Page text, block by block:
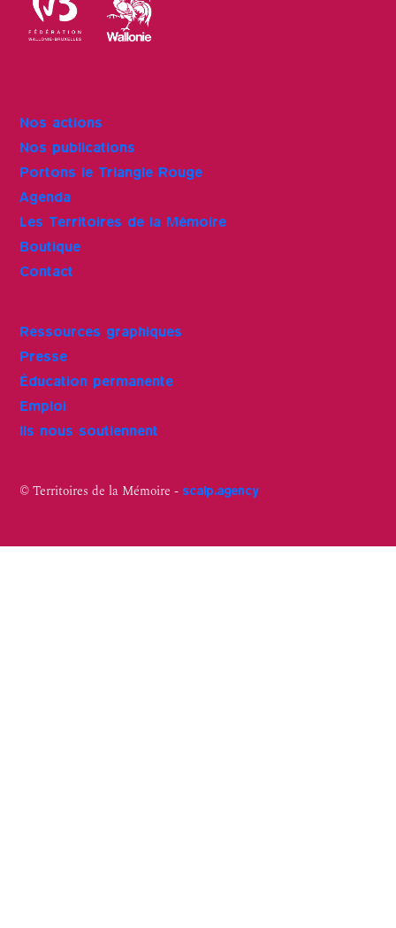
Nos actions
Nos publications
Portons le Triangle Rouge
Agenda
Les Territoires de la Mémoire
Boutique
Contact
Ressources graphiques
Presse
Éducation permanente
Emploi
Ils nous soutiennent
© Territoires de la Mémoire - scalp.agency